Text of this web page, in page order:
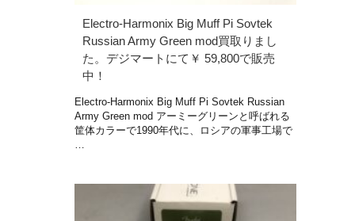
Electro-Harmonix Big Muff Pi Sovtek
Russian Army Green mod買取りまし
た。デジマートにて￥ 59,800で販売
中！
Electro-Harmonix Big Muff Pi Sovtek Russian
Army Green mod アーミーグリーンと呼ばれる
筐体カラーで1990年代に、ロシアの軍事工場で